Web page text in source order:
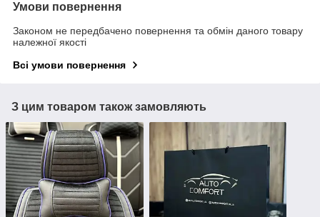
Умови повернення
Законом не передбачено повернення та обмін даного товару
належної якості
Всі умови повернення
З цим товаром також замовляють